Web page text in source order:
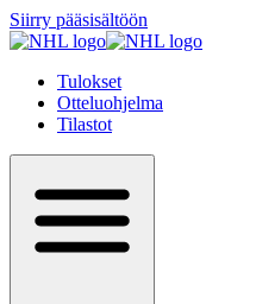
Siirry pääsisältöön
Tulokset
Otteluohjelma
Tilastot